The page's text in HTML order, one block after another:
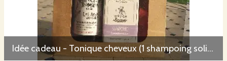
Idée cadeau - Tonique cheveux (1 shampoing solide - 1 hydrolat romarin) Nature et Progrès